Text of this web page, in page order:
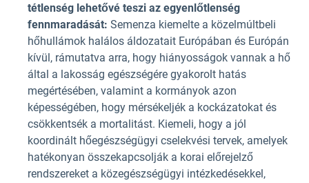
tétlenség lehetővé teszi az egyenlőtlenség
fennmaradását: Semenza kiemelte a közelmúltbeli
hőhullámok halálos áldozatait Európában és Európán
kívül, rámutatva arra, hogy hiányosságok vannak a hő
által a lakosság egészségére gyakorolt hatás
megértésében, valamint a kormányok azon
képességében, hogy mérsékeljék a kockázatokat és
csökkentsék a mortalitást. Kiemeli, hogy a jól
koordinált hőegészségügyi cselekvési tervek, amelyek
hatékonyan összekapcsolják a korai előrejelző
rendszereket a közegészségügyi intézkedésekkel,